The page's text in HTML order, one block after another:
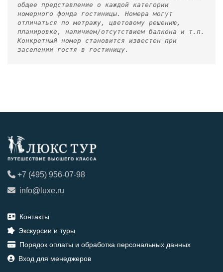
общее представление о каждой категории
номерного фонда гостиницы. Номера могут
отличаться по метражу, цветовому решению,
планировке, наличием/отсутствием балкона и т.п.
Конкретный номер становится известен при
заселении гостя в гостиницу.
+7 (495) 956-07-98
info@luxe.ru
Контакты
Экскурсии и туры
Порядок оплаты и обработка персональных данных
Вход для менеджеров